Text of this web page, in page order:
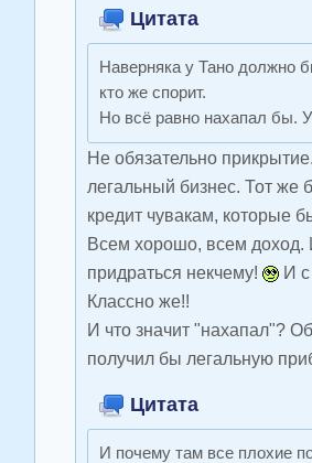
Цитата
Наверняка у Тано должно
кто же спорит.
Но всё равно нахапал
Не обязательно
легальный бизнес. Тот
кредит чувакам, которые
Всем хорошо, всем доход.
придраться некчему!
И
Классно же!!
И что значит "нахапал"?
получил бы легальную
Цитата
И почему там все плохие